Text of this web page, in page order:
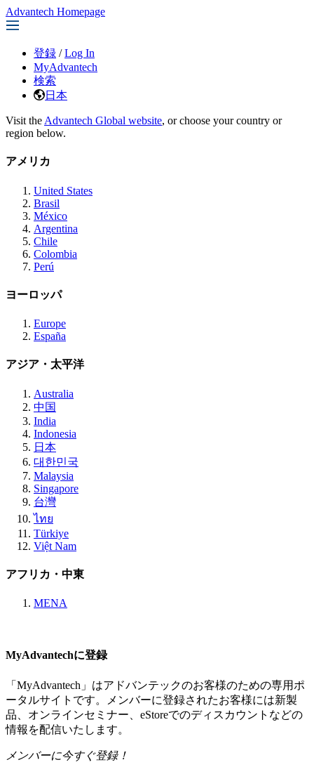
Advantech Homepage
登録 / Log In
MyAdvantech
検索
日本
Visit the Advantech Global website, or choose your country or
region below.
アメリカ
United States
Brasil
México
Argentina
Chile
Colombia
Perú
ヨーロッパ
Europe
España
アジア・太平洋
Australia
中国
India
Indonesia
日本
대한민국
Malaysia
Singapore
台灣
ไทย
Türkiye
Việt Nam
アフリカ・中東
MENA
MyAdvantechに登録
「MyAdvantech」はアドバンテックのお客様のための専用ポ
ータルサイトです。メンバーに登録されたお客様には新製
品、オンラインセミナー、eStoreでのディスカウントなどの
情報を配信いたします。
メンバーに今すぐ登録！